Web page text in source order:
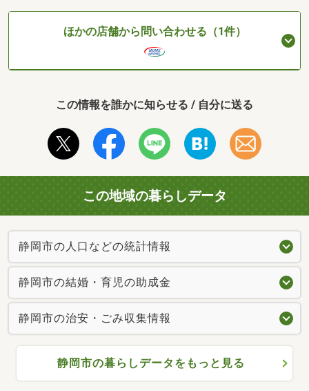
ほかの店舗から問い合わせる（1件）
この情報を誰かに知らせる / 自分に送る
この地域の暮らしデータ
静岡市の人口などの統計情報
静岡市の結婚・育児の助成金
静岡市の治安・ごみ収集情報
静岡市の暮らしデータをもっと見る